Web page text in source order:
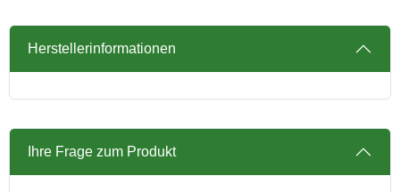
Herstellerinformationen
Ihre Frage zum Produkt